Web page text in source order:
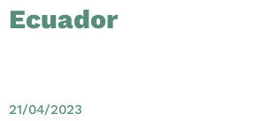
Ecuador
21/04/2023